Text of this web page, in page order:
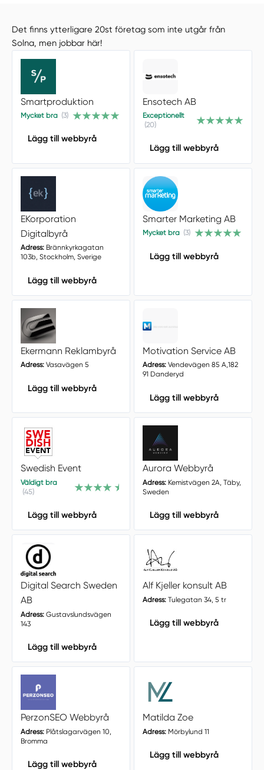
Det finns ytterligare 20st företag som inte utgår från
Solna, men jobbar här!
Smartproduktion
Mycket bra (3)
Lägg till webbyrå
Ensotech AB
Exceptionellt
(20)
Lägg till webbyrå
EKorporation
Digitalbyrå
Adress:Brännkyrkagatan
103b, Stockholm, Sverige
Lägg till webbyrå
Smarter Marketing AB
Mycket bra (3)
Lägg till webbyrå
Ekermann Reklambyrå
Adress:Vasavägen 5
Lägg till webbyrå
Motivation Service AB
Adress:Vendevägen 85 A,182
91 Danderyd
Lägg till webbyrå
Swedish Event
Väldigt bra
(45)
Lägg till webbyrå
Aurora Webbyrå
Adress:Kemistvägen 2A, Täby,
Sweden
Lägg till webbyrå
Digital Search Sweden
AB
Adress:Gustavslundsvägen
143
Lägg till webbyrå
Alf Kjeller konsult AB
Adress:Tulegatan 34, 5 tr
Lägg till webbyrå
PerzonSEO Webbyrå
Adress:Plåtslagarvägen 10,
Bromma
Lägg till webbyrå
Matilda Zoe
Adress:Mörbylund 11
Lägg till webbyrå